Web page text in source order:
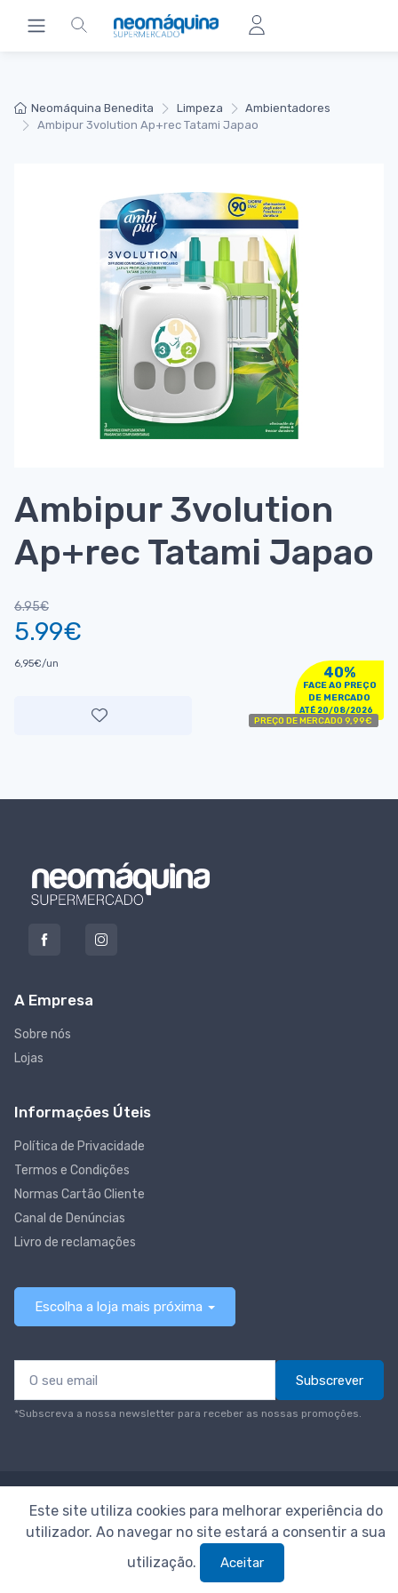
Neomáquina Benedita Limpeza
Ambientadores
Ambipur 3volution Ap+rec Tatami Japao
Ambipur 3volution
Ap+rec Tatami Japao
6.95€
5.99€
6,95€/un
40%
FACE AO PREÇO
DE MERCADO
ATÉ 20/08/2026
PREÇO DE MERCADO 9,99€
A Empresa
Sobre nós
Lojas
Informações Úteis
Política de Privacidade
Termos e Condições
Normas Cartão Cliente
Canal de Denúncias
Livro de reclamações
Escolha a loja mais próxima
Subscrever
*Subscreva a nossa newsletter para receber as nossas promoções.
© Todos os direitos reservadosNeomáquina
Este site utiliza cookies para melhorar experiência do
utilizador. Ao navegar no site estará a consentir a sua
utilização.
Aceitar